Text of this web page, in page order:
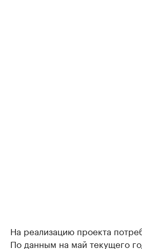
На реализацию проекта
По данным на май текущего